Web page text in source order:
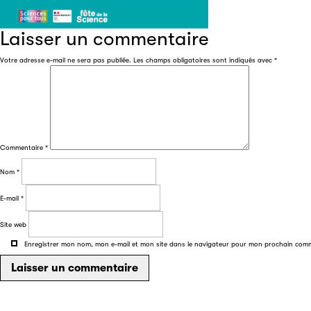
Laisser un commentaire
Votre adresse e-mail ne sera pas publiée. Les champs obligatoires sont indiqués avec *
Commentaire *
Nom *
E-mail *
Site web
Enregistrer mon nom, mon e-mail et mon site dans le navigateur pour mon prochain